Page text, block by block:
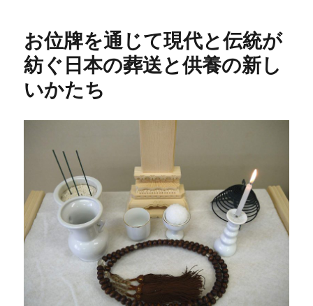
ー
お位牌を通じて現代と伝統が
紡ぐ日本の葬送と供養の新し
いかたち